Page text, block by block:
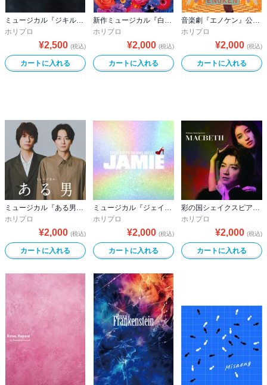
ミュージカル『ジキル＆ハイド』2026ver.公演プログラム
ホリプロ
¥2,500 (税込)
カートに入れる
新作ミュージカル『白爪草』公演プログラム
ホリプロ
¥2,000 (税込)
カートに入れる
音楽劇『エノケン』公演プログラム
ホリプロ
¥2,000 (税込)
カートに入れる
ホリプロ
¥2,000 (税込)
カートに入れる
ホリプロ
¥2,000 (税込)
カートに入れる
ホリプロ
¥2,000 (税込)
カートに入れる